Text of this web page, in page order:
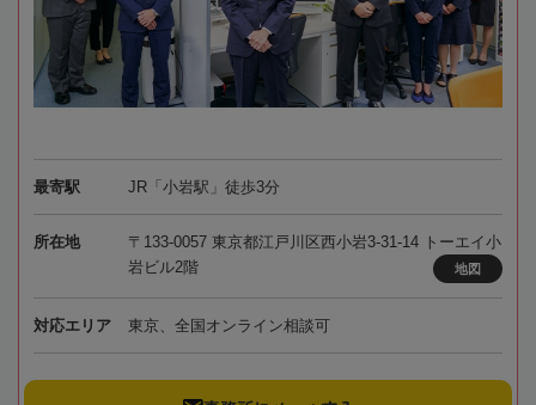
最寄駅 JR「小岩駅」徒歩3分
所在地
〒133-0057 東京都江戸川区西小岩3-31-14 トーエイ小
岩ビル2階
地図
対応エリア 東京、全国オンライン相談可